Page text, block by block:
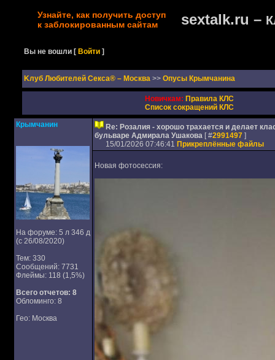
Узнайте, как получить доступ
к заблокированным сайтам
sextalk.ru –
Вы не вошли [Войти ]
Kлуб Любителей Секса® – Москва >> Опусы Крымчанина
Новичкам: Правила КЛС
Список сокращений КЛС
Крымчанин
На форуме: 5 л 346 д
(с 26/08/2020)
Тем: 330
Сообщений: 7731
Флеймы: 118 (1,5%)
Всего отчетов: 8
Обломинго: 8
Гео: Москва
Re: Розалия - хорошо трахается и делает
бульваре Адмирала Ушакова [ #2991497 ]
15/01/2026 07:46:41 Прикреплённые файлы
Новая фотосессия: